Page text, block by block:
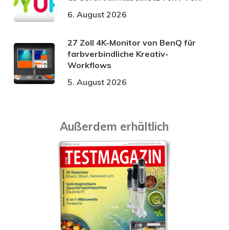
6. August 2026
27 Zoll 4K-Monitor von BenQ für
farbverbindliche Kreativ-
Workflows
5. August 2026
Außerdem erhältlich